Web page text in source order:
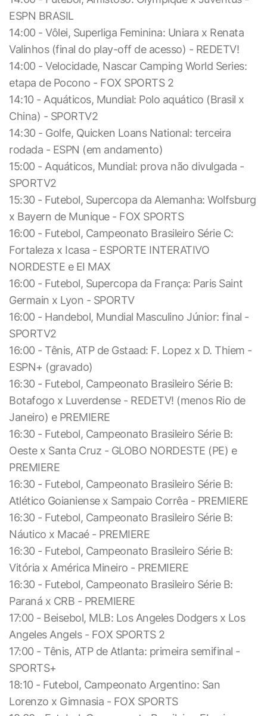
ESPN BRASIL
14:00 - Vôlei, Superliga Feminina: Uniara x Renata
Valinhos (final do play-off de acesso) - REDETV!
14:00 - Velocidade, Nascar Camping World Series:
etapa de Pocono - FOX SPORTS 2
14:10 - Aquáticos, Mundial: Polo aquático (Brasil x
China) - SPORTV2
14:30 - Golfe, Quicken Loans National: terceira
rodada - ESPN (em andamento)
15:00 - Aquáticos, Mundial: prova não divulgada -
SPORTV2
15:30 - Futebol, Supercopa da Alemanha: Wolfsburg
x Bayern de Munique - FOX SPORTS
16:00 - Futebol, Campeonato Brasileiro Série C:
Fortaleza x Icasa - ESPORTE INTERATIVO
NORDESTE e EI MAX
16:00 - Futebol, Supercopa da França: Paris Saint
Germain x Lyon - SPORTV
16:00 - Handebol, Mundial Masculino Júnior: final -
SPORTV2
16:00 - Tênis, ATP de Gstaad: F. Lopez x D. Thiem -
ESPN+ (gravado)
16:30 - Futebol, Campeonato Brasileiro Série B:
Botafogo x Luverdense - REDETV! (menos Rio de
Janeiro) e PREMIERE
16:30 - Futebol, Campeonato Brasileiro Série B:
Oeste x Santa Cruz - GLOBO NORDESTE (PE) e
PREMIERE
16:30 - Futebol, Campeonato Brasileiro Série B:
Atlético Goianiense x Sampaio Corrêa - PREMIERE
16:30 - Futebol, Campeonato Brasileiro Série B:
Náutico x Macaé - PREMIERE
16:30 - Futebol, Campeonato Brasileiro Série B:
Vitória x América Mineiro - PREMIERE
16:30 - Futebol, Campeonato Brasileiro Série B:
Paraná x CRB - PREMIERE
17:00 - Beisebol, MLB: Los Angeles Dodgers x Los
Angeles Angels - FOX SPORTS 2
17:00 - Tênis, ATP de Atlanta: primeira semifinal -
SPORTS+
18:10 - Futebol, Campeonato Argentino: San
Lorenzo x Gimnasia - FOX SPORTS